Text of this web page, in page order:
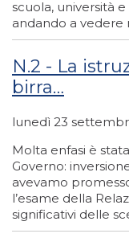
scuola, università
andando a vedere
N.2 - La
birra…
lunedì 23
Molta enfasi è
Governo:
avevamo
l’esame della
significativi delle